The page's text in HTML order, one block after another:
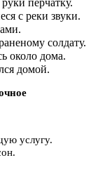
перчатку.
с реки звуки.
солдату.
около дома.
домой.
услугу.